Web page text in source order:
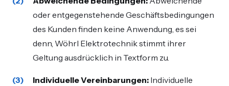
oder entgegenstehende Geschäftsbedingungen
des Kunden finden keine Anwendung, es sei
denn, Wöhrl Elektrotechnik stimmt ihrer
Geltung ausdrücklich in Textform zu.
Individuelle Vereinbarungen: Individuelle